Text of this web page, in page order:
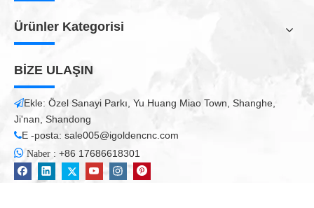
Çalışma alanı
Redüktör Japonya Shimpo
Kontrol sistemi
Plazma gücü Huayuan
Yağlama Otomatik
Ürünler Kategorisi
BİZE ULAŞIN
Ekle: Özel Sanayi Parkı, Yu Huang Miao Town, Shanghe,
Ji'nan, Shandong
E -posta: sale005@igoldencnc.com
 Naber : +86 17686618301